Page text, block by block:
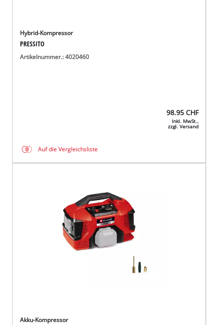
Hybrid-Kompressor
PRESSITO
Artikelnummer.: 4020460
98.95 CHF
Inkl. MwSt.,
zzgl. Versand
Auf die Vergleichsliste
Akku-Kompressor